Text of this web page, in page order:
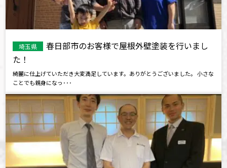
埼玉県
春日部市のお客様で屋根外壁塗装を行いまし
た！
綺麗に仕上げていただき大変満足しています。ありがとうございました。 小さな
ことでも親身になっ･･･